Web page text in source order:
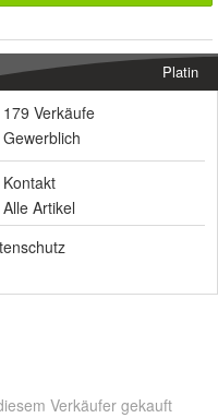
Platin
179 Verkäufe
Gewerblich
Kontakt
Alle Artikel
Verkäufer gekauft